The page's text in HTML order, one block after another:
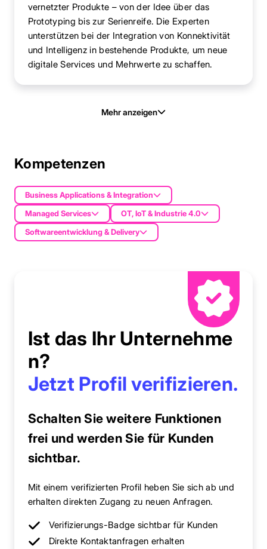
vernetzter Produkte – von der Idee über das
Prototyping bis zur Serienreife. Die Experten
unterstützen bei der Integration von Konnektivität
und Intelligenz in bestehende Produkte, um neue
digitale Services und Mehrwerte zu schaffen.
Mehr anzeigen
Kompetenzen
Business Applications & Integration
Managed Services
OT, IoT & Industrie 4.0
Softwareentwicklung & Delivery
Ist das Ihr Unternehme
n?
Jetzt Profil verifizieren.
Schalten Sie weitere Funktionen
frei und werden Sie für Kunden
sichtbar.
Mit einem verifizierten Profil heben Sie sich ab und
erhalten direkten Zugang zu neuen Anfragen.
Verifizierungs-Badge sichtbar für Kunden
Direkte Kontaktanfragen erhalten